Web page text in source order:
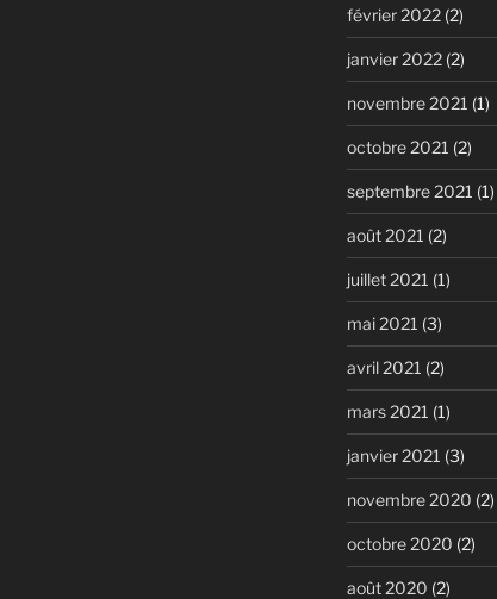
février 2022(2)
janvier 2022(2)
novembre 2021 (1)
octobre 2021 (2)
septembre 2021 (1)
août 2021 (2)
juillet 2021 (1)
mai 2021 (3)
avril 2021 (2)
mars 2021 (1)
janvier 2021 (3)
novembre 2020 (2)
octobre 2020 (2)
août 2020 (2)